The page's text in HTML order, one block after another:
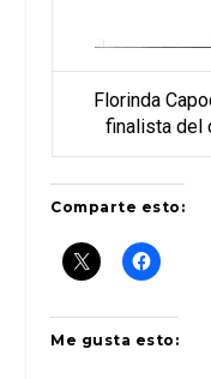
Florinda
finalista del
Comparte esto:
Me gusta esto: